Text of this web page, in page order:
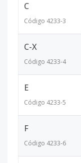
C
Código 4233-3
C-X
Código 4233-4
E
Código 4233-5
F
Código 4233-6